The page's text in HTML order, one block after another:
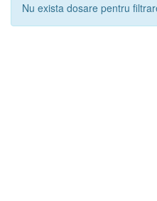
Nu exista dosare pentru